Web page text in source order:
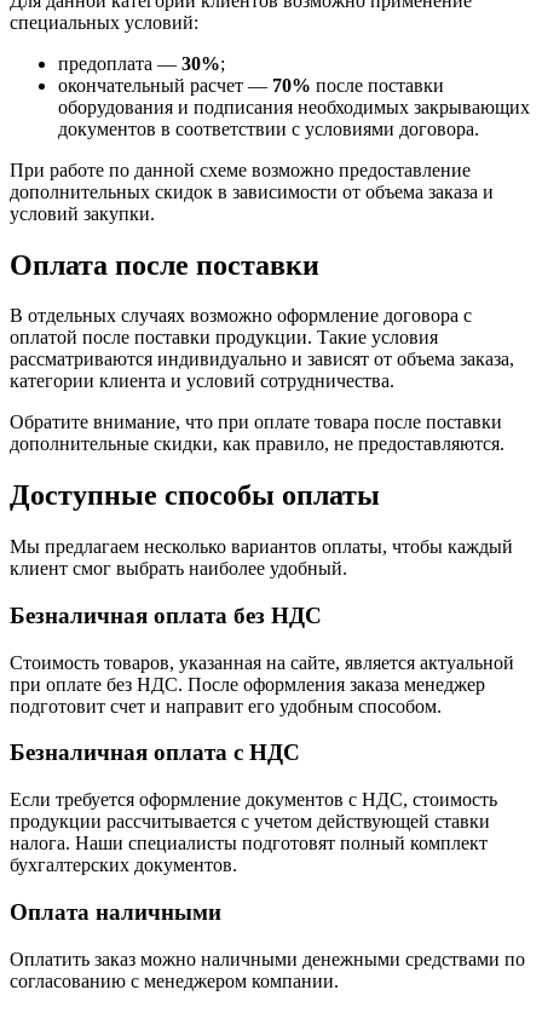
специальных условий:
предоплата — 30%;
окончательный расчет — 70% после поставки
оборудования и подписания необходимых закрывающих
документов в соответствии с условиями договора.
При работе по данной схеме возможно предоставление
дополнительных скидок в зависимости от объема заказа и
условий закупки.
Оплата после поставки
В отдельных случаях возможно оформление договора с
оплатой после поставки продукции. Такие условия
рассматриваются индивидуально и зависят от объема заказа,
категории клиента и условий сотрудничества.
Обратите внимание, что при оплате товара после поставки
дополнительные скидки, как правило, не предоставляются.
Доступные способы оплаты
Мы предлагаем несколько вариантов оплаты, чтобы каждый
клиент смог выбрать наиболее удобный.
Безналичная оплата без НДС
Стоимость товаров, указанная на сайте, является актуальной
при оплате без НДС. После оформления заказа менеджер
подготовит счет и направит его удобным способом.
Безналичная оплата с НДС
Если требуется оформление документов с НДС, стоимость
продукции рассчитывается с учетом действующей ставки
налога. Наши специалисты подготовят полный комплект
бухгалтерских документов.
Оплата наличными
Оплатить заказ можно наличными денежными средствами по
согласованию с менеджером компании.